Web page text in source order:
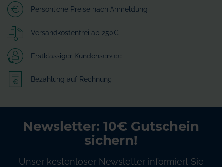
Persönliche Preise nach Anmeldung
Versandkostenfrei ab 250€
Erstklassiger Kundenservice
Bezahlung auf Rechnung
Newsletter: 10€ Gutschein
sichern!
Unser kostenloser Newsletter informiert Sie